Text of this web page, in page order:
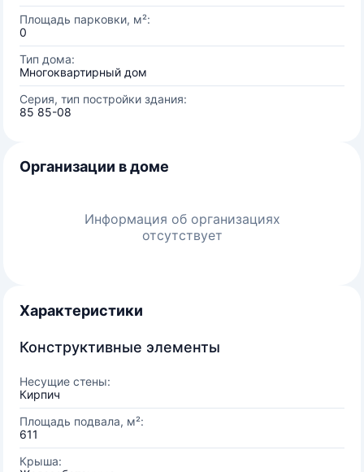
Площадь парковки, м²:
0
Тип дома:
Многоквартирный дом
Серия, тип постройки здания:
85 85-08
Организации в доме
Информация об организациях
отсутствует
Характеристики
Конструктивные элементы
Несущие стены:
Кирпич
Площадь подвала, м²:
611
Крыша: